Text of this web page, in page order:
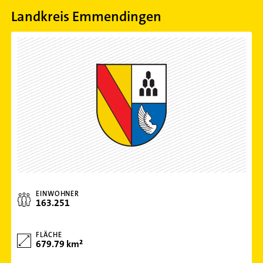
Landkreis Emmendingen
EINWOHNER
163.251
FLÄCHE
679.79 km²